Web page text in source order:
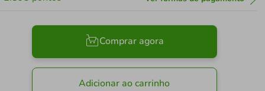
Comprar agora
Adicionar ao carrinho